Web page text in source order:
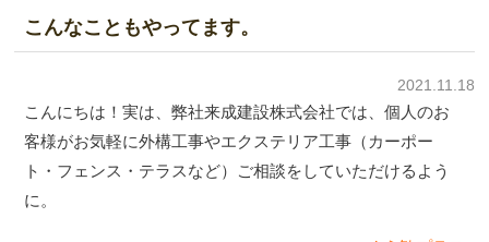
こんなこともやってます。
2021.11.18
こんにちは！実は、弊社来成建設株式会社では、個人のお
客様がお気軽に外構工事やエクステリア工事（カーポー
ト・フェンス・テラスなど）ご相談をしていただけるよう
に。